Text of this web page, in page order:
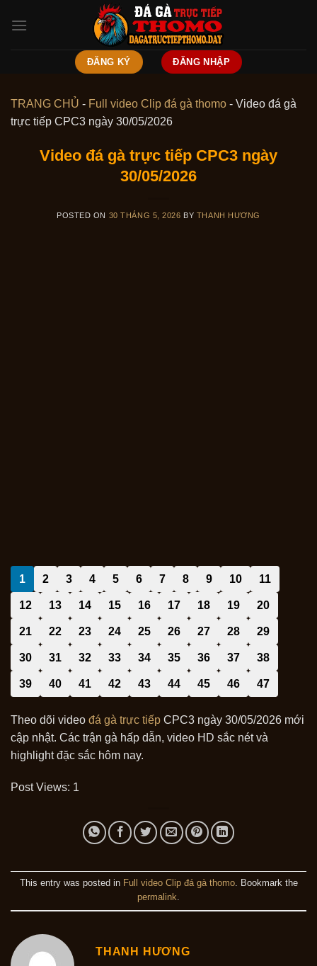
ĐĂNG KÝ ĐĂNG NHẬP
TRANG CHỦ - Full video Clip đá gà thomo - Video đá gà
trực tiếp CPC3 ngày 30/05/2026
Video đá gà trực tiếp CPC3 ngày
30/05/2026
POSTED ON 30 THÁNG 5, 2026 BY THANH HƯƠNG
1 2 3 4 5 6 7 8 9 10 11
12 13 14 15 16 17 18 19 20
21 22 23 24 25 26 27 28 29
30 31 32 33 34 35 36 37 38
39 40 41 42 43 44 45 46 47
Theo dõi video đá gà trực tiếp CPC3 ngày 30/05/2026 mới
cập nhật. Các trận gà hấp dẫn, video HD sắc nét và
highlight đặc sắc hôm nay.
Post Views: 1
This entry was posted in Full video Clip đá gà thomo. Bookmark the
permalink
THANH HƯƠNG